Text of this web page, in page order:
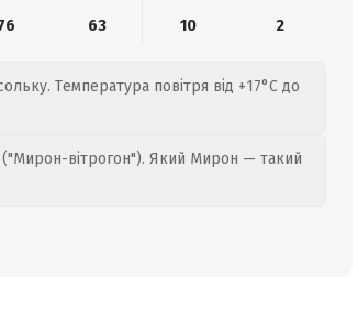
63 10 2
Температура повітря від +17°C до
вітрогон"). Який Мирон — такий